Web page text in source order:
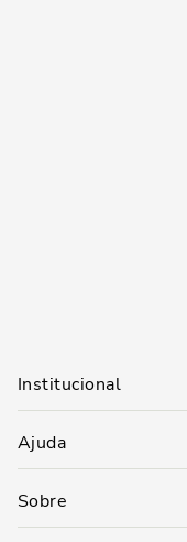
Institucional
Ajuda
Sobre